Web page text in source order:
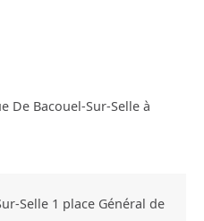
De Bacouel-Sur-Selle à
Selle 1 place Général de